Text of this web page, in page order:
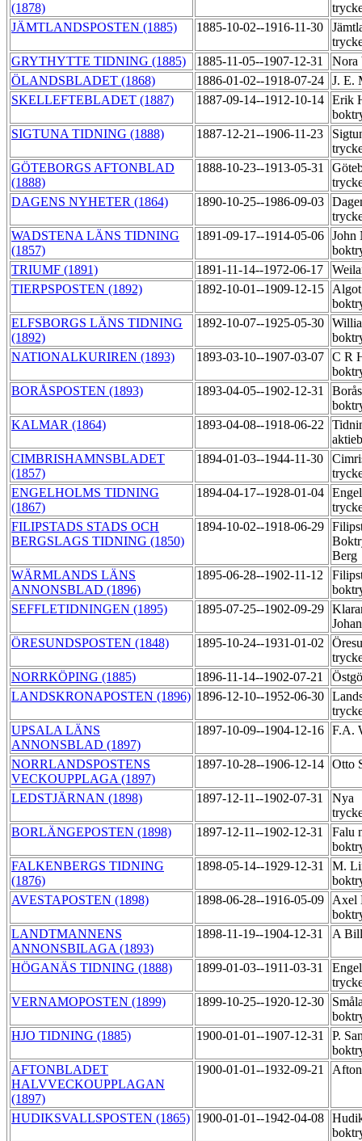
(1878)
JÄMTLANDSPOSTEN (1885)
1885-10-02--1916-11-30
GRYTHYTTE TIDNING (1885)
1885-11-05--1907-12-31
Nora
ÖLANDSBLADET (1868)
1886-01-02--1918-07-24 J. E.
SKELLEFTEBLADET (1887)
1887-09-14--1912-10-14 Erik
SIGTUNA TIDNING (1888)
1887-12-21--1906-11-23
GÖTEBORGS AFTONBLAD
(1888)
1888-10-23--1913-05-31
DAGENS NYHETER (1864)
1890-10-25--1986-09-03
WADSTENA LÄNS TIDNING
(1857)
1891-09-17--1914-05-06 John
TRIUMF (1891)
1891-11-14--1972-06-17
TIERPSPOSTEN (1892)
1892-10-01--1909-12-15
ELFSBORGS LÄNS TIDNING
(1892)
1892-10-07--1925-05-30
NATIONALKURIREN (1893)
1893-03-10--1907-03-07 C R
BORÅSPOSTEN (1893)
1893-04-05--1902-12-31
KALMAR (1864)
1893-04-08--1918-06-22
CIMBRISHAMNSBLADET
(1857)
1894-01-03--1944-11-30
ENGELHOLMS TIDNING
(1867)
1894-04-17--1928-01-04
FILIPSTADS STADS OCH
BERGSLAGS TIDNING (1850)
1894-10-02--1918-06-29
Berg
WÄRMLANDS LÄNS
ANNONSBLAD (1896)
1895-06-28--1902-11-12
SEFFLETIDNINGEN (1895)
1895-07-25--1902-09-29
ÖRESUNDSPOSTEN (1848)
1895-10-24--1931-01-02
NORRKÖPING (1885)
1896-11-14--1902-07-21
LANDSKRONAPOSTEN (1896) 1896-12-10--1952-06-30
UPSALA LÄNS
ANNONSBLAD (1897)
1897-10-09--1904-12-16 F.A.
NORRLANDSPOSTENS
VECKOUPPLAGA (1897)
1897-10-28--1906-12-14 Otto
LEDSTJÄRNAN (1898) 1897-12-11--1902-07-31
Nya
BORLÄNGEPOSTEN (1898)
1897-12-11--1902-12-31
Falu
FALKENBERGS TIDNING
(1876)
1898-05-14--1929-12-31
M.
AVESTAPOSTEN (1898)
1898-06-28--1916-05-09
Axel
LANDTMANNENS
ANNONSBILAGA (1893)
1898-11-19--1904-12-31 A
HÖGANÄS TIDNING (1888) 1899-01-03--1911-03-31
VERNAMOPOSTEN (1899)
1899-10-25--1920-12-30
HJO TIDNING (1885)
1900-01-01--1907-12-31
P.
AFTONBLADET
HALVVECKOUPPLAGAN
(1897)
1900-01-01--1932-09-21
HUDIKSVALLSPOSTEN (1865) 1900-01-01--1942-04-08